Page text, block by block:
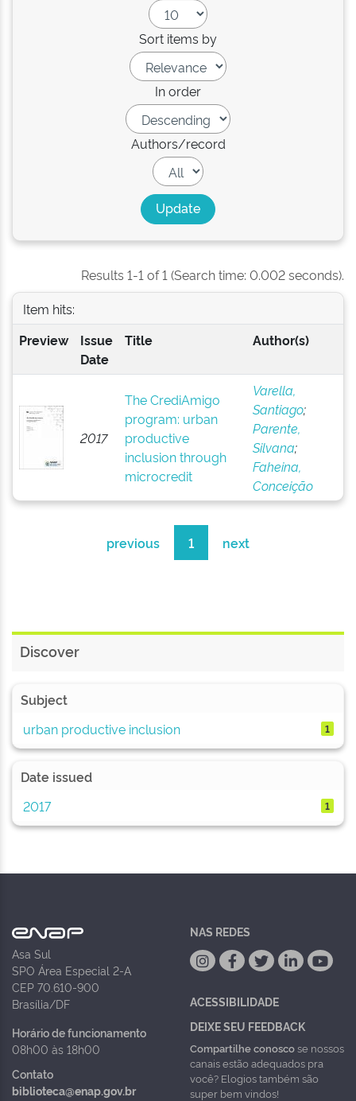
Sort items by
In order
Authors/record
Results 1-1 of 1 (Search time: 0.002 seconds).
Item hits:
Preview
Issue
Date
Title Author(s)
2017
The CrediAmigo
program: urban
productive
inclusion through
microcredit
Varella,
Santiago;
Parente,
Silvana;
Faheina,
Conceição
previous 1 next
Discover
Subject
urban productive inclusion
1
Date issued
2017
1
Asa Sul
SPO Área Especial 2-A
CEP 70.610-900
Brasília/DF
Horário de funcionamento
08h00 às 18h00
Contato
biblioteca@enap.gov.br
NAS REDES
ACESSIBILIDADE
DEIXE SEU FEEDBACK
Compartilhe conoscose nossos
canais estão adequados pra
você? Elogios também são
super bem vindos!